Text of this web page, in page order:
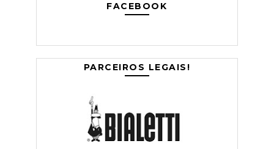
FACEBOOK
PARCEIROS LEGAIS!